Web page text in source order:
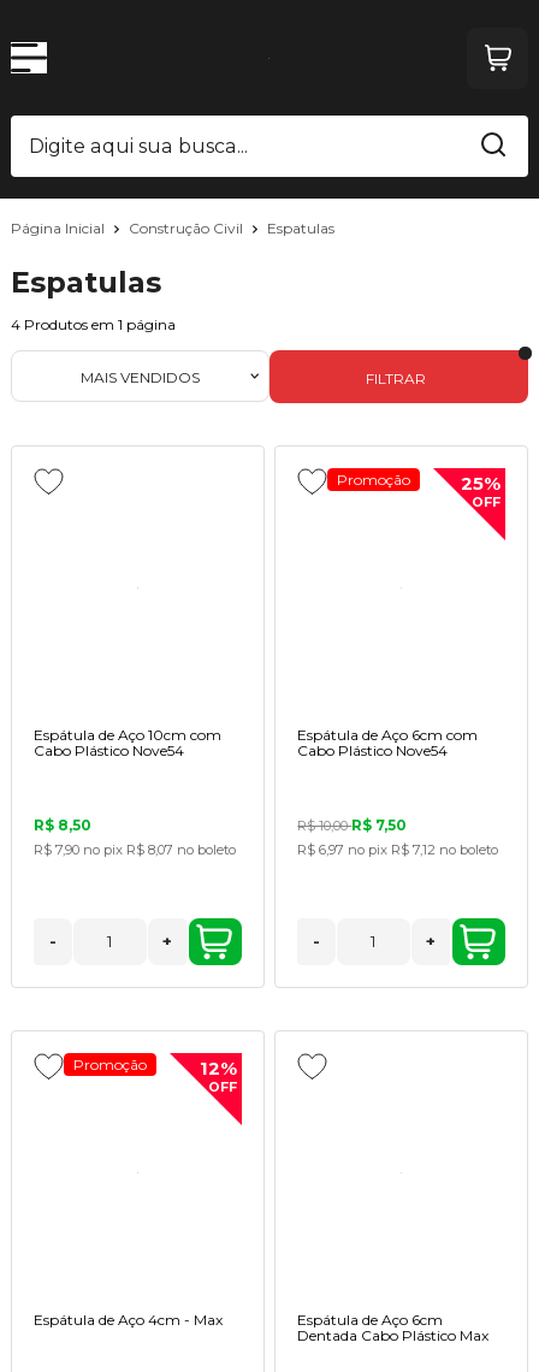
Página Inicial Construção Civil Espatulas
Espatulas
4 Produtos em 1 página
FILTRAR
MAIS VENDIDOS
Espátula de Aço 10cm com
Cabo Plástico Nove54
R$ 8,50
R$ 7,90 no pix R$ 8,07 no boleto
- +
Promoção 25%
OFF
Espátula de Aço 6cm com
Cabo Plástico Nove54
R$ 10,00R$ 7,50
R$ 6,97 no pix R$ 7,12 no boleto
- +
Promoção 12%
OFF
Espátula de Aço 4cm - Max
Espátula de Aço 6cm
Dentada Cabo Plástico Max